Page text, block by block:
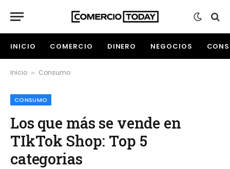
INICIO COMERCIO DINERO NEGOCIOS
Inicio » Consumo
CONSUMO
Los que más se vende en
TIkTok Shop: Top 5
categorias